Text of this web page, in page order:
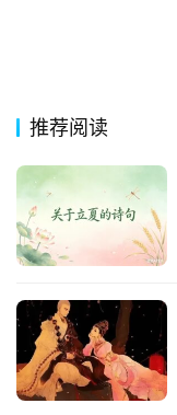
词
其
他
词
语
推荐阅读